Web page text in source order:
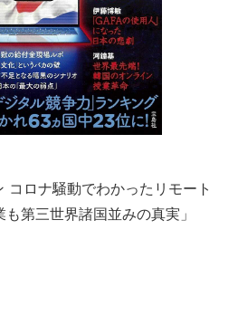
コロナ騒動でわかったリモート
第三世界諸国並みの真実」